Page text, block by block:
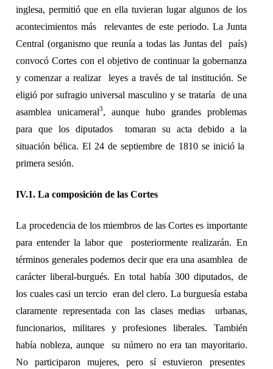
inglesa, permitió que en ella tuvieran lugar algunos de los
acontecimientos más  relevantes de este periodo. La Junta
Central (organismo que reunía a todas las Juntas del  país)
convocó Cortes con el objetivo de continuar la gobernanza
y comenzar a realizar  leyes a través de tal institución. Se
eligió por sufragio universal masculino y se trataría  de una
asamblea unicameral3, aunque hubo grandes problemas
para que los diputados  tomaran su acta debido a la
situación bélica. El 24 de septiembre de 1810 se inició la
primera sesión.
IV.1. La composición de las Cortes
La procedencia de los miembros de las Cortes es importante
para entender la labor que  posteriormente realizarán. En
términos generales podemos decir que era una asamblea  de
carácter liberal-burgués. En total había 300 diputados, de
los cuales casi un tercio  eran del clero. La burguesía estaba
claramente representada con las clases medias  urbanas,
funcionarios, militares y profesiones liberales. También
había nobleza, aunque  su número no era tan mayoritario.
No participaron mujeres, pero sí estuvieron presentes